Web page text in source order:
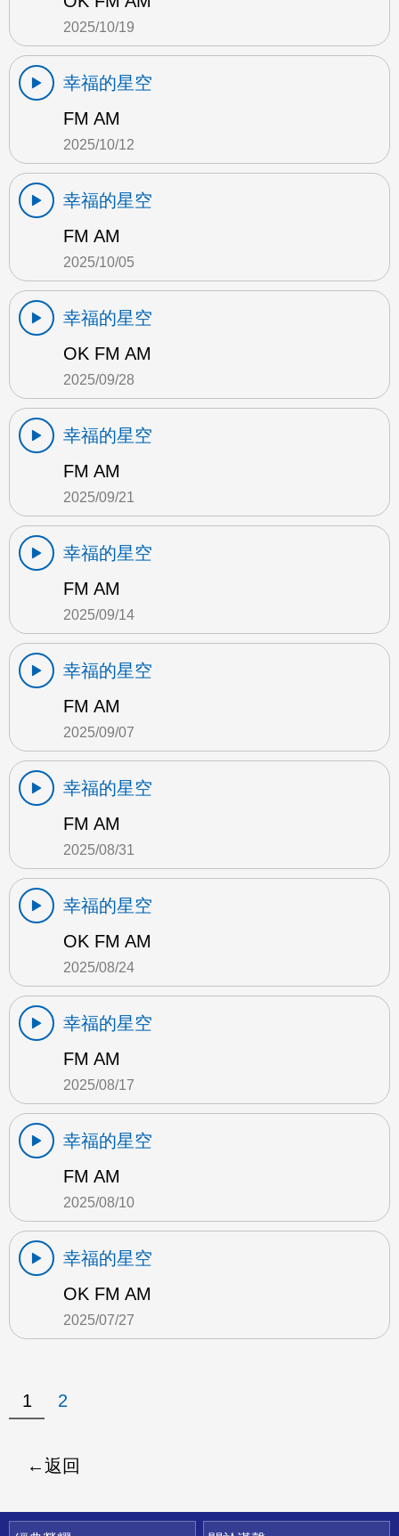
2025/10/19
幸福的星空
FM AM
2025/10/12
幸福的星空
FM AM
2025/10/05
幸福的星空
OK FM AM
2025/09/28
幸福的星空
FM AM
2025/09/21
幸福的星空
FM AM
2025/09/14
幸福的星空
FM AM
2025/09/07
幸福的星空
FM AM
2025/08/31
幸福的星空
OK FM AM
2025/08/24
幸福的星空
FM AM
2025/08/17
幸福的星空
FM AM
2025/08/10
幸福的星空
OK FM AM
2025/07/27
1 2
返回